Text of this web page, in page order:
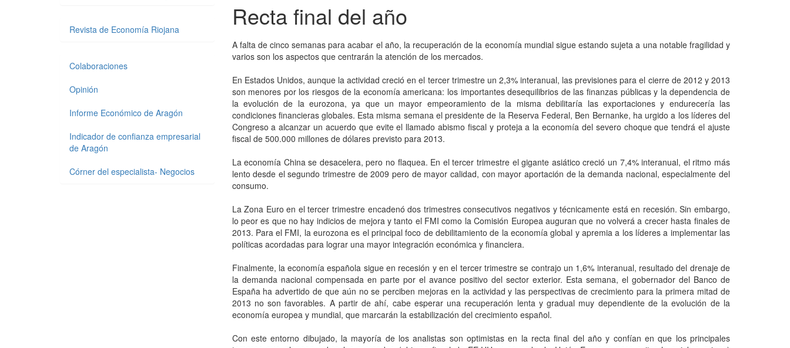
Recta final del año
A falta de cinco semanas para acabar el año, la recuperación de la economía mundial sigue estando sujeta a una notable fragilidad y
varios son los aspectos que centrarán la atención de los mercados.
En Estados Unidos, aunque la actividad creció en el tercer trimestre un 2,3% interanual, las previsiones para el cierre de 2012 y 2013
son menores por los riesgos de la economía americana: los importantes desequilibrios de las finanzas públicas y la dependencia de
la evolución de la eurozona, ya que un mayor empeoramiento de la misma debilitaría las exportaciones y endurecería las
condiciones financieras globales. Esta misma semana el presidente de la Reserva Federal, Ben Bernanke, ha urgido a los líderes del
Congreso a alcanzar un acuerdo que evite el llamado abismo fiscal y proteja a la economía del severo choque que tendrá el ajuste
fiscal de 500.000 millones de dólares previsto para 2013.
La economía China se desacelera, pero no flaquea. En el tercer trimestre el gigante asiático creció un 7,4% interanual, el ritmo más
lento desde el segundo trimestre de 2009 pero de mayor calidad, con mayor aportación de la demanda nacional, especialmente del
consumo.
La Zona Euro en el tercer trimestre encadenó dos trimestres consecutivos negativos y técnicamente está en recesión. Sin embargo,
lo peor es que no hay indicios de mejora y tanto el FMI como la Comisión Europea auguran que no volverá a crecer hasta finales de
2013. Para el FMI, la eurozona es el principal foco de debilitamiento de la economía global y apremia a los líderes a implementar las
políticas acordadas para lograr una mayor integración económica y financiera.
Finalmente, la economía española sigue en recesión y en el tercer trimestre se contrajo un 1,6% interanual, resultado del drenaje de
la demanda nacional compensada en parte por el avance positivo del sector exterior. Esta semana, el gobernador del Banco de
España ha advertido de que aún no se perciben mejoras en la actividad y las perspectivas de crecimiento para la primera mitad de
2013 no son favorables. A partir de ahí, cabe esperar una recuperación lenta y gradual muy dependiente de la evolución de la
economía europea y mundial, que marcarán la estabilización del crecimiento español.
Con este entorno dibujado, la mayoría de los analistas son optimistas en la recta final del año y confían en que los principales
Revista de Economía Riojana
Colaboraciones
Opinión
Informe Económico de Aragón
Indicador de confianza empresarial
de Aragón
Córner del especialista- Negocios